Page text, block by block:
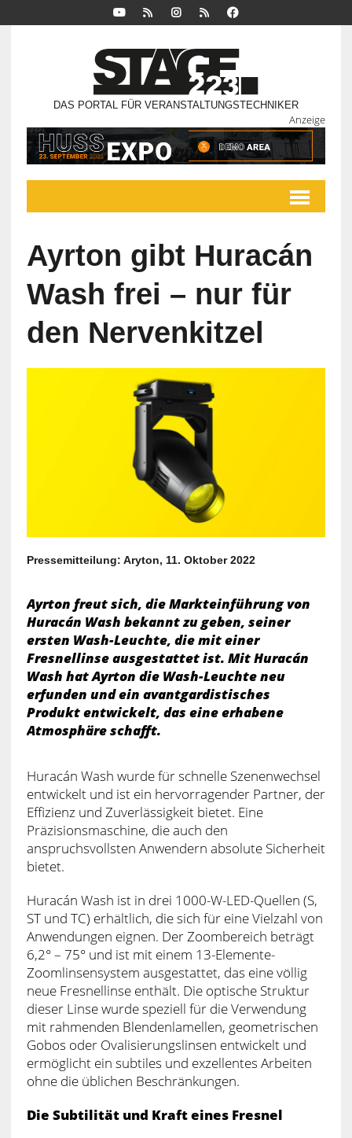
DAS PORTAL FÜR VERANSTALTUNGSTECHNIKER
Anzeige
Ayrton gibt Huracán
Wash frei – nur für
den Nervenkitzel
Pressemitteilung: Aryton, 11. Oktober 2022
Ayrton freut sich, die Markteinführung von
Huracán Wash bekannt zu geben, seiner
ersten Wash-Leuchte, die mit einer
Fresnellinse ausgestattet ist. Mit Huracán
Wash hat Ayrton die Wash-Leuchte neu
erfunden und ein avantgardistisches
Produkt entwickelt, das eine erhabene
Atmosphäre schafft.
Huracán Wash wurde für schnelle Szenenwechsel
entwickelt und ist ein hervorragender Partner, der
Effizienz und Zuverlässigkeit bietet. Eine
Präzisionsmaschine, die auch den
anspruchsvollsten Anwendern absolute Sicherheit
bietet.
Huracán Wash ist in drei 1000-W-LED-Quellen (S,
ST und TC) erhältlich, die sich für eine Vielzahl von
Anwendungen eignen. Der Zoombereich beträgt
6,2° – 75° und ist mit einem 13-Elemente-
Zoomlinsensystem ausgestattet, das eine völlig
neue Fresnellinse enthält. Die optische Struktur
dieser Linse wurde speziell für die Verwendung
mit rahmenden Blendenlamellen, geometrischen
Gobos oder Ovalisierungslinsen entwickelt und
ermöglicht ein subtiles und exzellentes Arbeiten
ohne die üblichen Beschränkungen.
Die Subtilität und Kraft eines Fresnel